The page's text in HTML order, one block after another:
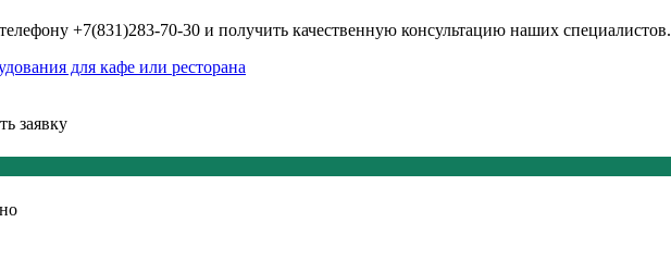
+7(831)283-70-30 и получить качественную консультацию наших специалистов.
для кафе или ресторана
заявку